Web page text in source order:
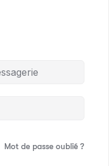
Mot de passe oublié ?